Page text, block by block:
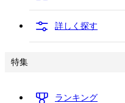
詳しく探す
特集
ランキング